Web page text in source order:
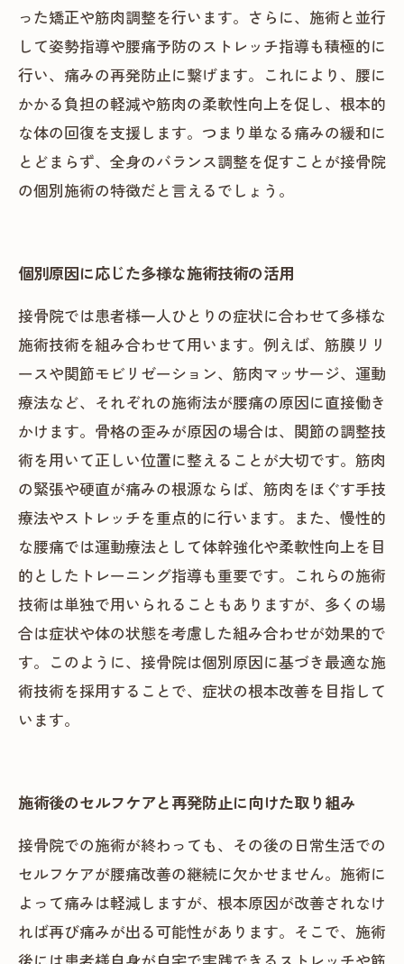
った矯正や筋肉調整を行います。さらに、施術と並行
して姿勢指導や腰痛予防のストレッチ指導も積極的に
行い、痛みの再発防止に繋げます。これにより、腰に
かかる負担の軽減や筋肉の柔軟性向上を促し、根本的
な体の回復を支援します。つまり単なる痛みの緩和に
とどまらず、全身のバランス調整を促すことが接骨院
の個別施術の特徴だと言えるでしょう。
個別原因に応じた多様な施術技術の活用
接骨院では患者様一人ひとりの症状に合わせて多様な
施術技術を組み合わせて用います。例えば、筋膜リリ
ースや関節モビリゼーション、筋肉マッサージ、運動
療法など、それぞれの施術法が腰痛の原因に直接働き
かけます。骨格の歪みが原因の場合は、関節の調整技
術を用いて正しい位置に整えることが大切です。筋肉
の緊張や硬直が痛みの根源ならば、筋肉をほぐす手技
療法やストレッチを重点的に行います。また、慢性的
な腰痛では運動療法として体幹強化や柔軟性向上を目
的としたトレーニング指導も重要です。これらの施術
技術は単独で用いられることもありますが、多くの場
合は症状や体の状態を考慮した組み合わせが効果的で
す。このように、接骨院は個別原因に基づき最適な施
術技術を採用することで、症状の根本改善を目指して
います。
施術後のセルフケアと再発防止に向けた取り組み
接骨院での施術が終わっても、その後の日常生活での
セルフケアが腰痛改善の継続に欠かせません。施術に
よって痛みは軽減しますが、根本原因が改善されなけ
れば再び痛みが出る可能性があります。そこで、施術